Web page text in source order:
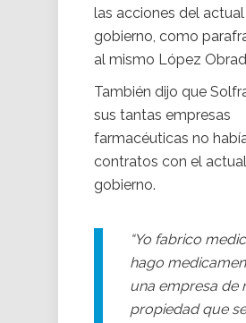
las acciones del actual
gobierno, como
al mismo López
También dijo que
sus tantas empresas
farmacéuticas no
contratos con el actual
gobierno.
“Yo fabrico
hago
una empresa de
propiedad que